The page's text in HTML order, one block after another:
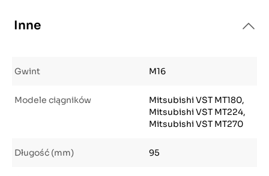
Inne
Gwint M16
Modele ciągników
Mitsubishi VST MT180,
Mitsubishi VST MT224,
Mitsubishi VST MT270
Długość (mm) 95